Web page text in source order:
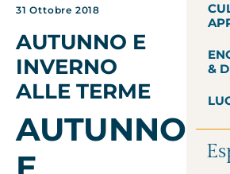
31 Ottobre 2018
AUTUNNO E
INVERNO
ALLE TERME
AUTUNNO
&